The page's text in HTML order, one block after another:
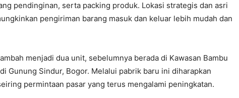
pendinginan, serta packing produk. Lokasi strategis dan asri
pengiriman barang masuk dan keluar lebih mudah dan
menjadi dua unit, sebelumnya berada di Kawasan Bambu
Gunung Sindur, Bogor. Melalui pabrik baru ini diharapkan
permintaan pasar yang terus mengalami peningkatan.